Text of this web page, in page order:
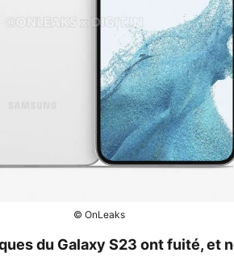
© OnLeaks
du Galaxy S23 ont fuité, et